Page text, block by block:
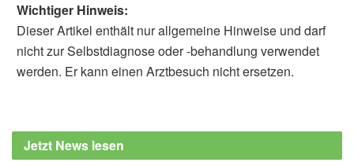
Danyal Imani, Bahman Razi, Thozhukat
Sathyapalan, Amirhossein Sahebkar: Effect
Wichtiger Hinweis:
Dieser Artikel enthält nur allgemeine Hinweise und darf
nicht zur Selbstdiagnose oder -behandlung verwendet
werden. Er kann einen Arztbesuch nicht ersetzen.
Jetzt News lesen